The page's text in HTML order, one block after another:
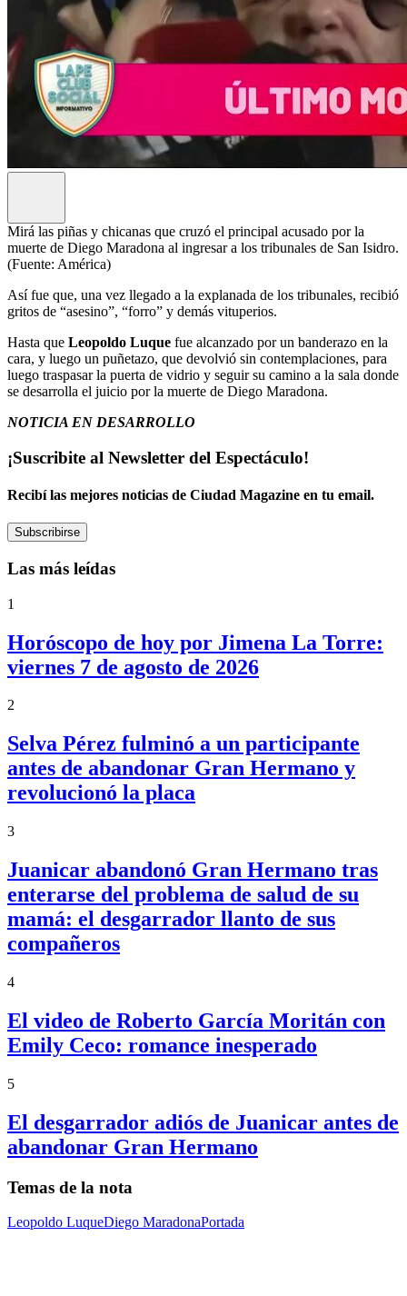
Mirá las piñas y chicanas que cruzó el principal acusado por la
muerte de Diego Maradona al ingresar a los tribunales de San Isidro.
(Fuente: América)
Así fue que, una vez llegado a la explanada de los tribunales, recibió
gritos de “asesino”, “forro” y demás vituperios.
Hasta que Leopoldo Luque fue alcanzado por un banderazo en la
cara, y luego un puñetazo, que devolvió sin contemplaciones, para
luego traspasar la puerta de vidrio y seguir su camino a la sala donde
se desarrolla el juicio por la muerte de Diego Maradona.
NOTICIA EN DESARROLLO
¡Suscribite al Newsletter del Espectáculo!
Recibí las mejores noticias de Ciudad Magazine en tu email.
Subscribirse
Las más leídas
1
Horóscopo de hoy por Jimena La Torre:
viernes 7 de agosto de 2026
2
Selva Pérez fulminó a un participante
antes de abandonar Gran Hermano y
revolucionó la placa
3
Juanicar abandonó Gran Hermano tras
enterarse del problema de salud de su
mamá: el desgarrador llanto de sus
compañeros
4
El video de Roberto García Moritán con
Emily Ceco: romance inesperado
5
El desgarrador adiós de Juanicar antes de
abandonar Gran Hermano
Temas de la nota
Leopoldo LuqueDiego MaradonaPortada